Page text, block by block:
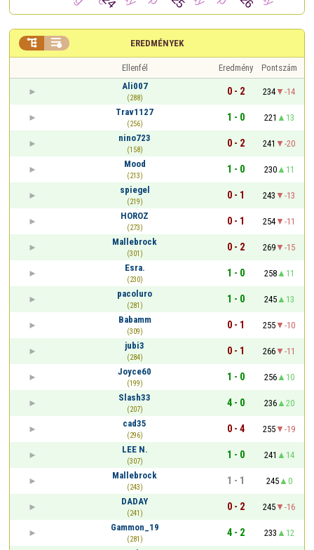
EREDMÉNYEK
 
Ellenfél Eredmény
Pontszám
Ali007
(288)
0 - 2 234
-14
Trav1127
(256)
1 - 0 221
13
nino723
(158)
0 - 2 241
-20
Mood
(213)
1 - 0 230
11
spiegel
(219)
0 - 1 243
-13
HOROZ
(273)
0 - 1 254
-11
Mallebrock
(301)
0 - 2 269
-15
Esra.
(230)
1 - 0 258
11
pacoluro
(281)
1 - 0 245
13
Babamm
(309)
0 - 1 255
-10
jubi3
(284)
0 - 1 266
-11
Joyce60
(199)
1 - 0 256
10
Slash33
(207)
4 - 0 236
20
cad35
(296)
0 - 4 255
-19
LEE N.
(307)
1 - 0 241
14
Mallebrock
(243)
1 - 1 245
0
DADAY
(241)
0 - 2 245
-16
Gammon_19
(281)
4 - 2 233
12